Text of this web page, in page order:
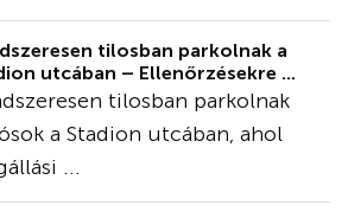
tilosban parkolnak a
utcában – Ellenőrzésekre ...
tilosban parkolnak
a Stadion utcában, ahol
...